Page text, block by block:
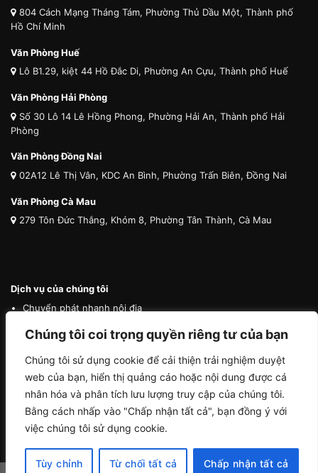
Chúng tôi coi trọng quyền riêng tư của bạn
Chúng tôi sử dụng cookie để cải thiện trải nghiệm duyệt
web của bạn, hiển thị quảng cáo hoặc nội dung được cá
nhân hóa và phân tích lưu lượng truy cập của chúng tôi.
Bằng cách nhấp vào "Chấp nhận tất cả", bạn đồng ý với
việc chúng tôi sử dụng cookie.
Tùy chỉnh Từ chối tất cả Chấp nhận tất cả
804 Cách Mạng Tháng Tám, Phường Thủ Dầu Một, Thành phố
Hồ Chí Minh
Văn Phòng Huế
Lô B1.29, kiệt 44 Hồ Đắc Di, Phường An Cựu, Thành phố Huế
Văn Phòng Hải Phòng
Số 30 Lô 14 Lê Hồng Phong, Phường Hải An, Thành phố Hải
Phòng
Văn Phòng Đồng Nai
02A12 Lê Thị Vân, KDC An Bình, Phường Trấn Biên, Đồng Nai
Văn Phòng Cà Mau
279 Tôn Đức Thắng, Khóm 8, Phường Tân Thành, Cà Mau
Dịch vụ của chúng tôi
Chuyển phát nhanh nội địa
Chuyển phát nhanh quốc tế
Vận chuyển thú cưng
Mua hộ hàng nước ngoài